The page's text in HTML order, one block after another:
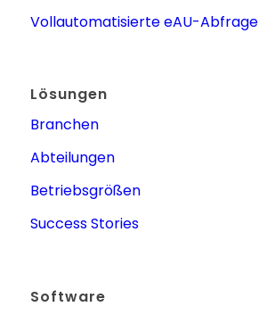
Vollautomatisierte eAU-Abfrage
Lösungen
Branchen
Abteilungen
Betriebsgrößen
Success Stories
Software